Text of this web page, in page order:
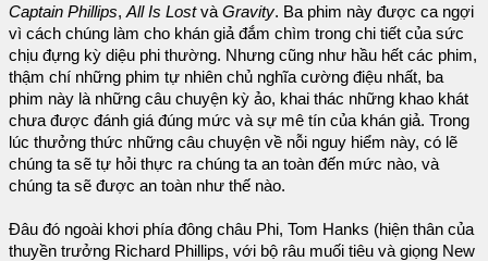
Captain Phillips, All Is Lostvà Gravity. Ba phim này được ca ngợi
vì cách chúng làm cho khán giả đắm chìm trong chi tiết của sức
chịu đựng kỳ diệu phi thường. Nhưng cũng như hầu hết các phim,
thậm chí những phim tự nhiên chủ nghĩa cường điệu nhất, ba
phim này là những câu chuyện kỳ ảo, khai thác những khao khát
chưa được đánh giá đúng mức và sự mê tín của khán giả. Trong
lúc thưởng thức những câu chuyện về nỗi nguy hiểm này, có lẽ
chúng ta sẽ tự hỏi thực ra chúng ta an toàn đến mức nào, và
chúng ta sẽ được an toàn như thế nào.
Đâu đó ngoài khơi phía đông châu Phi, Tom Hanks (hiện thân của
thuyền trưởng Richard Phillips, với bộ râu muối tiêu và giọng New